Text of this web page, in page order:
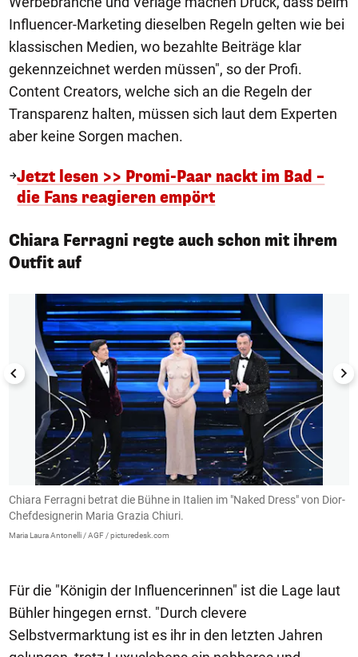
Influencer-Marketing dieselben Regeln gelten wie bei
klassischen Medien, wo bezahlte Beiträge klar
gekennzeichnet werden müssen", so der Profi.
Content Creators, welche sich an die Regeln der
Transparenz halten, müssen sich laut dem Experten
aber keine Sorgen machen.
Jetzt lesen >> Promi-Paar nackt im Bad –
die Fans reagieren empört
Chiara Ferragni regte auch schon mit ihrem
Outfit auf
1/4
Chiara Ferragni betrat die Bühne in Italien im "Naked Dress" von Dior-
Chefdesignerin Maria Grazia Chiuri.
Maria Laura Antonelli / AGF / picturedesk.com
Für die "Königin der Influencerinnen" ist die Lage laut
Bühler hingegen ernst. "Durch clevere
Selbstvermarktung ist es ihr in den letzten Jahren